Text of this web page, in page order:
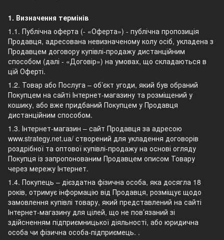
1. Визначення термінів
1.1. Публічна оферта (- «Оферта») - публічна пропозиція
Продавця, адресована невизначеному колу осіб, укладена з
Продавцем договору купівлі-продажу дистанційним
способом (далі - «Договір») на умовах, що складаються в
цій Оферті.
1.2. Товар або Послуга – об’єкт угоди, який був обраний
Покупцем на сайті Інтернет-магазину та розміщений у
кошику, або вже придбаний Покупцем у Продавця
дистанційним способом.
1.3. Інтернет-магазин – сайт Продавця за адресою
www.strategy.net.ua/ створений для укладення договорів
роздрібної та оптової купівлі-продажу на основі огляду
Покупця із запропонованим Продавцем описом Товару
через мережу Інтернет.
1.4. Покупець – дієздатна фізична особа, яка досягла 18
років, отримує інформацію від Продавця, розміщує щодо
замовлення купівлі товару, який представлений на сайті
Інтернет-магазину для цілей, що не пов’язаний зі
здійсненням підприємницької діяльності, або юридична
особа чи фізична особа-підприємець. .